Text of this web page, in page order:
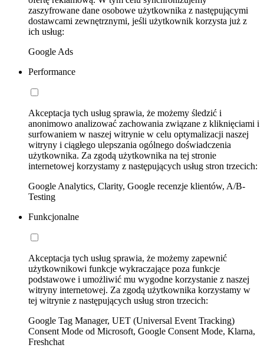
zaszyfrowane dane osobowe użytkownika z następującymi
dostawcami zewnętrznymi, jeśli użytkownik korzysta już z
ich usług:
Google Ads
Performance
Akceptacja tych usług sprawia, że możemy śledzić i
anonimowo analizować zachowania związane z kliknięciami i
surfowaniem w naszej witrynie w celu optymalizacji naszej
witryny i ciągłego ulepszania ogólnego doświadczenia
użytkownika. Za zgodą użytkownika na tej stronie
internetowej korzystamy z następujących usług stron trzecich:
Google Analytics, Clarity, Google recenzje klientów, A/B-
Testing
Funkcjonalne
Akceptacja tych usług sprawia, że możemy zapewnić
użytkownikowi funkcje wykraczające poza funkcje
podstawowe i umożliwić mu wygodne korzystanie z naszej
witryny internetowej. Za zgodą użytkownika korzystamy w
tej witrynie z następujących usług stron trzecich:
Google Tag Manager, UET (Universal Event Tracking)
Consent Mode od Microsoft, Google Consent Mode, Klarna,
Freshchat